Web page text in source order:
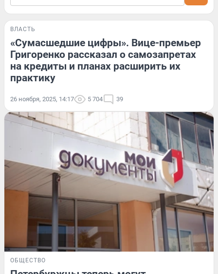
ВЛАСТЬ
«Сумасшедшие цифры». Вице-премьер
Григоренко рассказал о самозапретах
на кредиты и планах расширить их
практику
26 ноября, 2025, 14:17 5 704 39
ОБЩЕСТВО